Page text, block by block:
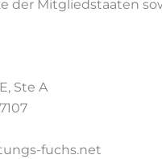
der Mitgliedstaaten
Ste A
fuchs.net